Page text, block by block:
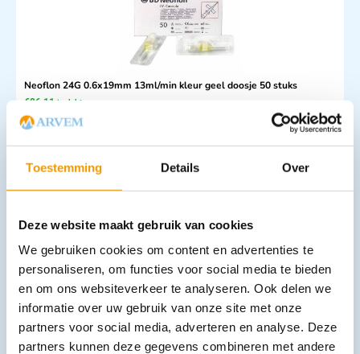
Toestemming Details Over
Deze website maakt gebruik van cookies
We gebruiken cookies om content en advertenties te
personaliseren, om functies voor social media te bieden
en om ons websiteverkeer te analyseren. Ook delen we
informatie over uw gebruik van onze site met onze
partners voor social media, adverteren en analyse. Deze
partners kunnen deze gegevens combineren met andere
Neoflon 24G 0.6x19mm 13ml/min kleur geel doosje 50 stuks
€86,11 incl. btw
79 excl. btw
In winkelwagen
Leverbaar
NovoFine insuline naalden, 31G 6 x 0.25 mm